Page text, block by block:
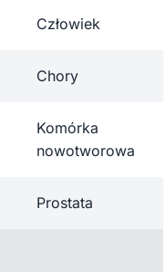
Człowiek
Chory
Komórka
nowotworowa
Prostata